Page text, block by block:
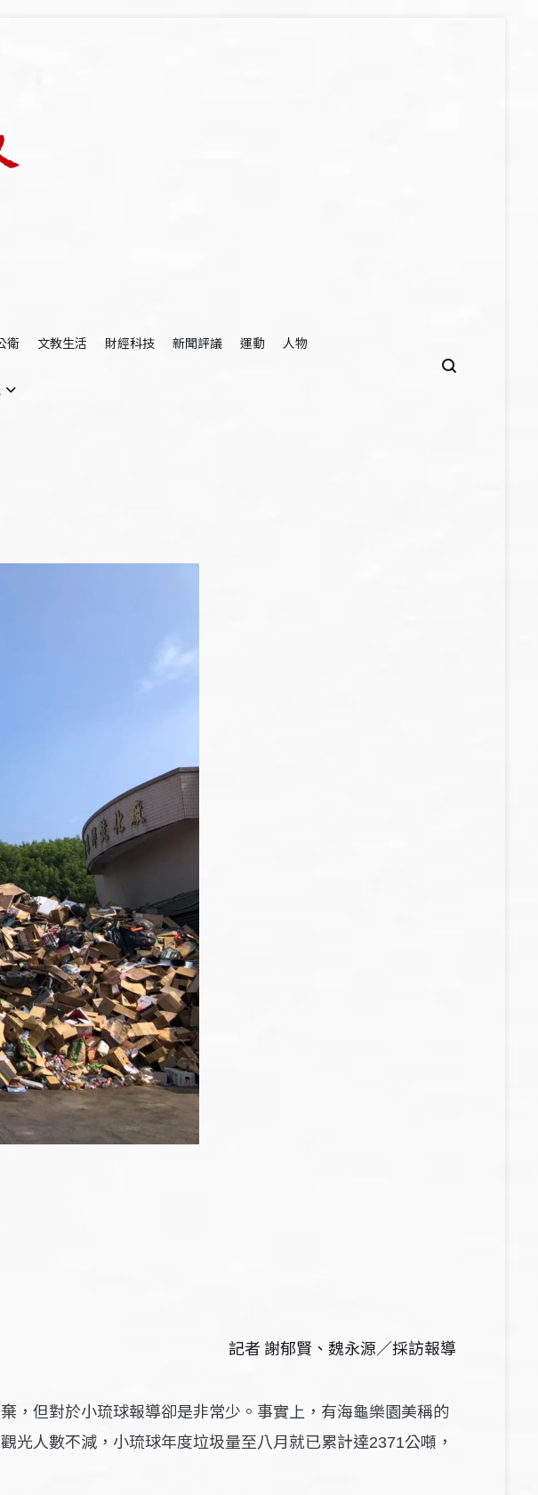
衛 文教生活 財經科技 新聞評議 運動 人物
記者 謝郁賢 、 魏永源／採訪報導
，但對於小琉球報導卻是非常少。事實上，有海龜樂園美稱的
光人數不減，小琉球年度垃圾量至八 月就已累計達2371公噸，